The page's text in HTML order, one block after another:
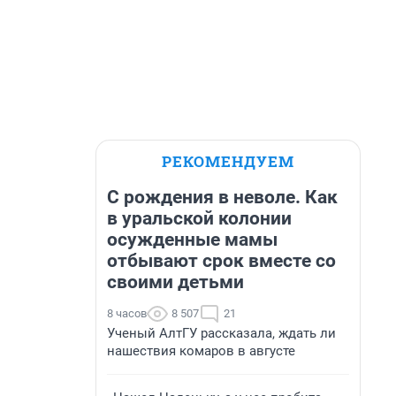
РЕКОМЕНДУЕМ
С рождения в неволе. Как
в уральской колонии
осужденные мамы
отбывают срок вместе со
своими детьми
8 часов 8 507 21
Ученый АлтГУ рассказала, ждать ли
нашествия комаров в августе